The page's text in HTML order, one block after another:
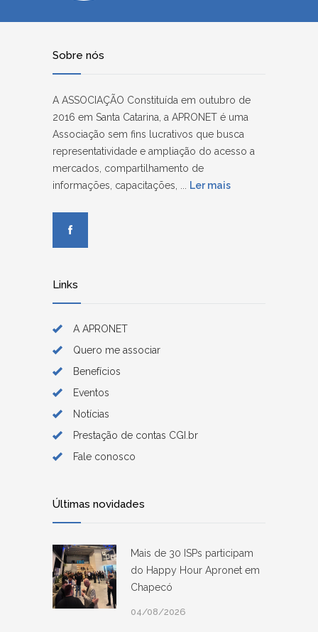
Sobre nós
A ASSOCIAÇÃO Constituída em outubro de
2016 em Santa Catarina, a APRONET é uma
Associação sem fins lucrativos que busca
representatividade e ampliação do acesso a
mercados, compartilhamento de
informações, capacitações, ...
Ler mais
Links
A APRONET
Quero me associar
Benefícios
Eventos
Notícias
Prestação de contas CGI.br
Fale conosco
Últimas novidades
Mais de 30 ISPs participam
do Happy Hour Apronet em
Chapecó
04/08/2026